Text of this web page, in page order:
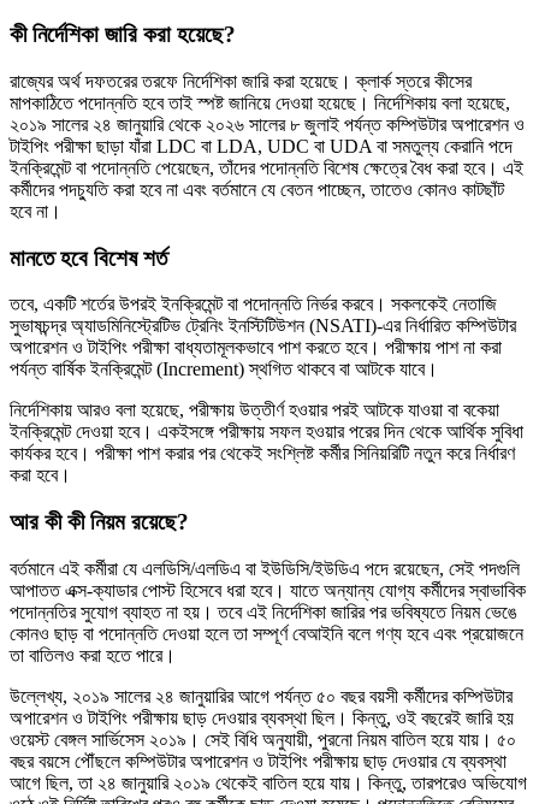
কী নির্দেশিকা জারি করা হয়েছে?
রাজ্যের অর্থ দফতরের তরফে নির্দেশিকা জারি করা হয়েছে। ক্লার্ক স্তরে কীসের
মাপকাঠিতে পদোন্নতি হবে তাই স্পষ্ট জানিয়ে দেওয়া হয়েছে। নির্দেশিকায় বলা হয়েছে,
২০১৯ সালের ২৪ জানুয়ারি থেকে ২০২৬ সালের ৮ জুলাই পর্যন্ত কম্পিউটার অপারেশন ও
টাইপিং পরীক্ষা ছাড়া যাঁরা LDC বা LDA, UDC বা UDA বা সমতুল্য কেরানি পদে
ইনক্রিমেন্ট বা পদোন্নতি পেয়েছেন, তাঁদের পদোন্নতি বিশেষ ক্ষেত্রে বৈধ করা হবে। এই
কর্মীদের পদচ্যুতি করা হবে না এবং বর্তমানে যে বেতন পাচ্ছেন, তাতেও কোনও কাটছাঁট
হবে না।
মানতে হবে বিশেষ শর্ত
তবে, একটি শর্তের উপরই ইনক্রিমেন্ট বা পদোন্নতি নির্ভর করবে। সকলকেই নেতাজি
সুভাষচন্দ্র অ্যাডমিনিস্ট্রেটিভ ট্রেনিং ইনস্টিটিউশন (NSATI)-এর নির্ধারিত কম্পিউটার
অপারেশন ও টাইপিং পরীক্ষা বাধ্যতামূলকভাবে পাশ করতে হবে। পরীক্ষায় পাশ না করা
পর্যন্ত বার্ষিক ইনক্রিমেন্ট (Increment) স্থগিত থাকবে বা আটকে যাবে।
নির্দেশিকায় আরও বলা হয়েছে, পরীক্ষায় উত্তীর্ণ হওয়ার পরই আটকে যাওয়া বা বকেয়া
ইনক্রিমেন্ট দেওয়া হবে। একইসঙ্গে পরীক্ষায় সফল হওয়ার পরের দিন থেকে আর্থিক সুবিধা
কার্যকর হবে। পরীক্ষা পাশ করার পর থেকেই সংশ্লিষ্ট কর্মীর সিনিয়রিটি নতুন করে নির্ধারণ
করা হবে।
আর কী কী নিয়ম রয়েছে?
বর্তমানে এই কর্মীরা যে এলডিসি/এলডিএ বা ইউডিসি/ইউডিএ পদে রয়েছেন, সেই পদগুলি
আপাতত এক্স-ক্যাডার পোস্ট হিসেবে ধরা হবে। যাতে অন্যান্য যোগ্য কর্মীদের স্বাভাবিক
পদোন্নতির সুযোগ ব্যাহত না হয়। তবে এই নির্দেশিকা জারির পর ভবিষ্যতে নিয়ম ভেঙে
কোনও ছাড় বা পদোন্নতি দেওয়া হলে তা সম্পূর্ণ বেআইনি বলে গণ্য হবে এবং প্রয়োজনে
তা বাতিলও করা হতে পারে।
উল্লেখ্য, ২০১৯ সালের ২৪ জানুয়ারির আগে পর্যন্ত ৫০ বছর বয়সী কর্মীদের কম্পিউটার
অপারেশন ও টাইপিং পরীক্ষায় ছাড় দেওয়ার ব্যবস্থা ছিল। কিন্তু, ওই বছরেই জারি হয়
ওয়েস্ট বেঙ্গল সার্ভিসেস ২০১৯। সেই বিধি অনুযায়ী, পুরনো নিয়ম বাতিল হয়ে যায়। ৫০
বছর বয়সে পৌঁছলে কম্পিউটার অপারেশন ও টাইপিং পরীক্ষায় ছাড় দেওয়ার যে ব্যবস্থা
আগে ছিল, তা ২৪ জানুয়ারি ২০১৯ থেকেই বাতিল হয়ে যায়। কিন্তু, তারপরেও অভিযোগ